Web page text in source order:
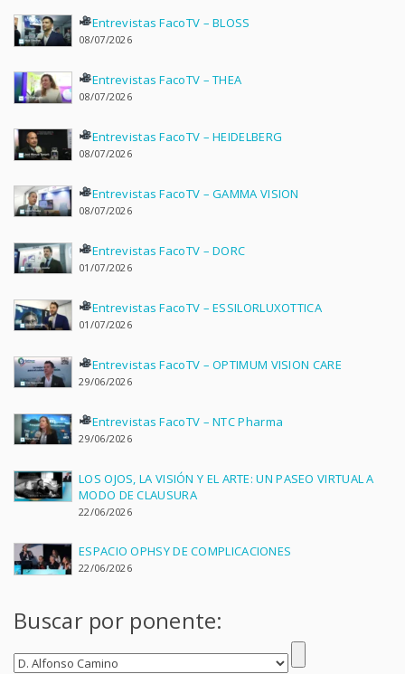
Entrevistas FacoTV – BLOSS
08/07/2026
Entrevistas FacoTV – THEA
08/07/2026
Entrevistas FacoTV – HEIDELBERG
08/07/2026
Entrevistas FacoTV – GAMMA VISION
08/07/2026
Entrevistas FacoTV – DORC
01/07/2026
Entrevistas FacoTV – ESSILORLUXOTTICA
01/07/2026
Entrevistas FacoTV – OPTIMUM VISION CARE
29/06/2026
Entrevistas FacoTV – NTC Pharma
29/06/2026
LOS OJOS, LA VISIÓN Y EL ARTE: UN PASEO VIRTUAL A
MODO DE CLAUSURA
22/06/2026
ESPACIO OPHSY DE COMPLICACIONES
22/06/2026
Buscar por ponente: